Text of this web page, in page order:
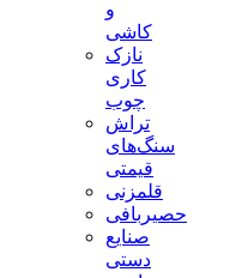
و
کاشی
نازک
کاری
چوب
تراش
سنگ‌های
قیمتی
قلمزنی
حصیربافی
صنایع
دستی